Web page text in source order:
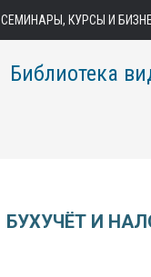
СЕМИНАРЫ, КУРСЫ И
Библиотека
БУХУЧЁТ И